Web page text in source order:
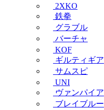
2XKO
鉄拳
グラブル
バーチャ
KOF
ギルティギア
サムスピ
UNI
ヴァンパイア
ブレイブルー